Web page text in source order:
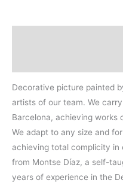
Decorative picture painted
artists of our team. We
Barcelona, achieving works
We adapt to any size and
achieving total complicity in
from Montse Díaz, a self-
years of experience in the